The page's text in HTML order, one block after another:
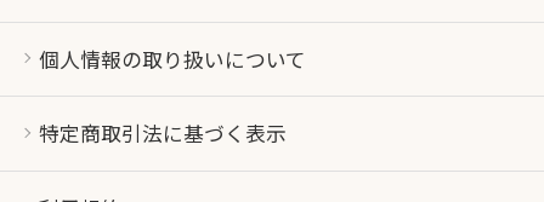
個人情報の取り扱いについて
特定商取引法に基づく表示